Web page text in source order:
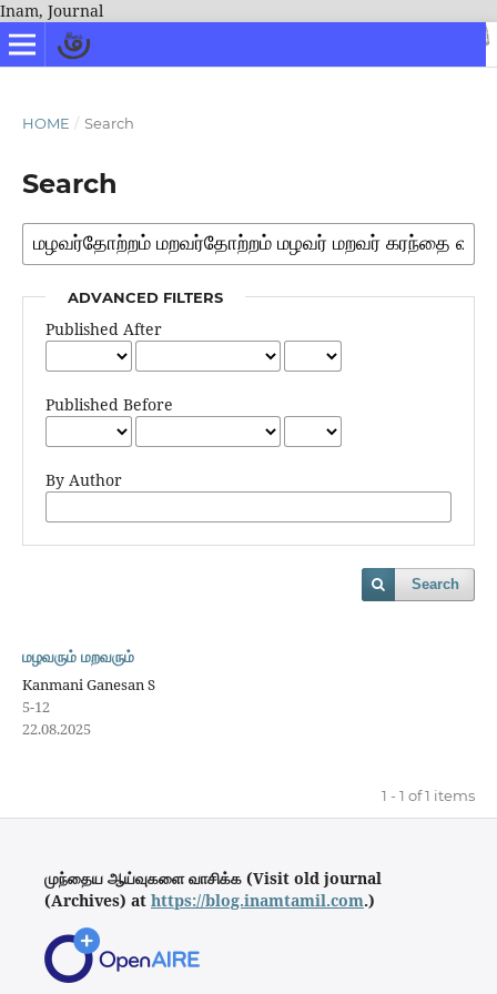
Inam, Journal
HOME / Search
Search
ADVANCED FILTERS
Published After
Published Before
By Author
Search
மழவரும் மறவரும்
Kanmani Ganesan S
5-12
22.08.2025
1 - 1 of 1 items
முந்தைய ஆய்வுகளை வாசிக்க (Visit old journal
(Archives) at https://blog.inamtamil.com.)